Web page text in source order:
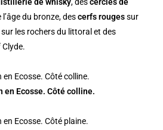
du bronze, descerfs rougessur
sur les rochers du littoral et des
en Ecosse. Côté colline.